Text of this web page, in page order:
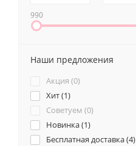
990
Наши предложения
Акция (0)
Хит (1)
Советуем (0)
Новинка (1)
Бесплатная доставка (4)